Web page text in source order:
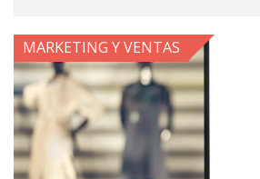
MARKETING Y VENTAS